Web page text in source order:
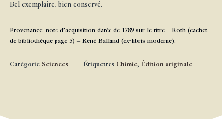
Bel exemplaire, bien conservé.
Provenance: note d’acquisition datée de 1789 sur le titre – Roth (cachet
de bibliothèque page 5) – René Balland (ex-libris moderne).
Catégorie Sciences Étiquettes Chimie, Édition originale